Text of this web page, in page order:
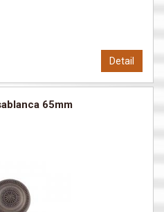
Detail
65mm